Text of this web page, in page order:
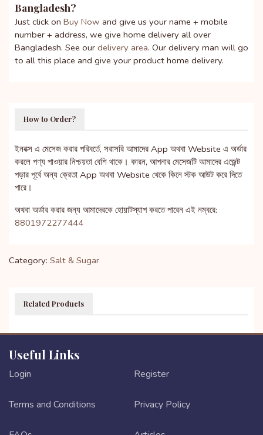
Bangladesh?
Just click on Buy Now and give us your name + mobile
number + address, we give home delivery all over
Bangladesh. See our delivery area. Our delivery man will go
to all this place and give your product home delivery.
How to Order?
ইনবক্স এ মেসেজ করার পরিবর্তে, সরাসরি আমাদের App অথবা Website এ অর্ডার
করলে পণ্য পাওয়ার নিশ্চয়তা বেশি থাকে। কারন, আপনার মেসেজটি আমাদের এজেন্ট
পড়ার পূর্বে অন্য ক্রেতা App অথবা Website থেকে কিনে স্টক আউট করে দিতে
পারে।
অথবা অর্ডার করার জন্য আমাদেরকে হোয়াটস্যাপ করতে পারেন এই নম্বরে:
8801972277444
Category: Salt & Sugar
Related Products
Useful Links
Login Register
Terms and Conditions Privacy Policy